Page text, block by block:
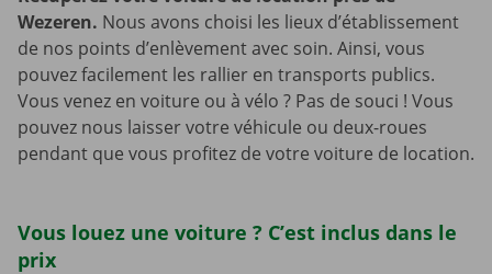
Wezeren. Nous avons choisi les lieux d’établissement
de nos points d’enlèvement avec soin. Ainsi, vous
pouvez facilement les rallier en transports publics.
Vous venez en voiture ou à vélo ? Pas de souci ! Vous
pouvez nous laisser votre véhicule ou deux-roues
pendant que vous profitez de votre voiture de location.
Vous louez une voiture ? C’est inclus dans le
prix